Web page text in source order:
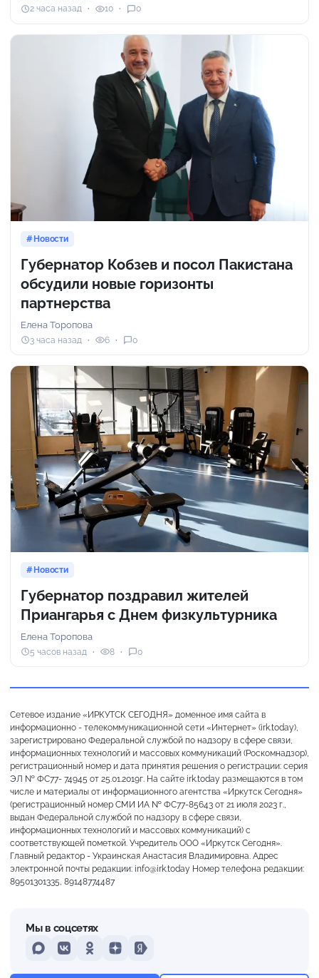
2 часа назад 10 0
Новости
Губернатор Кобзев и посол Пакистана
обсудили новые горизонты
партнерства
Елена Торопова
3 часа назад 6 0
Новости
Губернатор поздравил жителей
Приангарья с Днем физкультурника
Елена Торопова
5 часов назад 8 0
Сетевое издание «ИРКУТСК СЕГОДНЯ» доменное имя сайта в
информационно - телекоммуникационной сети «Интернет» (irk.today),
зарегистрировано Федеральной службой по надзору в сфере связи,
информационных технологий и массовых коммуникаций (Роскомнадзор),
регистрационный номер и дата принятия решения о регистрации: серия
ЭЛ № ФС77- 74945 от 25.01.2019г. На сайте irk.today размещаются в том
числе и материалы от информационного агентства «Иркутск Сегодня»
(регистрационный номер СМИ ИА № ФС77-85643 от 21 июля 2023 г.,
выдан Федеральной службой по надзору в сфере связи,
информационных технологий и массовых коммуникаций) с
соответствующей пометкой. Учредитель ООО «Иркутск Сегодня».
Главный редактор - Украинская Анастасия Владимировна. Адрес
электронной почты редакции: info@irk.today Номер телефона редакции:
89501301335, 89148774487
Мы в соцсетях
MAXVKontakteOdnoklassniki
DzenYandex